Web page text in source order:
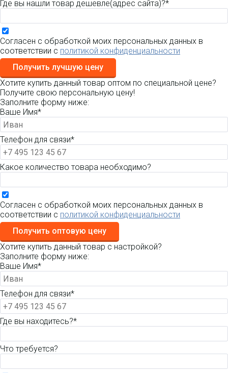
Где вы нашли товар дешевле(адрес сайта)?*
Согласен с обработкой моих персональных данных в
соответствии с политикой конфиденциальности
Получить лучшую цену
Хотите купить данный товар оптом по специальной цене?
Получите свою персональную цену!
Заполните форму ниже:
Ваше Имя*
Телефон для связи*
Какое количество товара необходимо?
Согласен с обработкой моих персональных данных в
соответствии с политикой конфиденциальности
Получить оптовую цену
Хотите купить данный товар с настройкой?
Заполните форму ниже:
Ваше Имя*
Телефон для связи*
Где вы находитесь?*
Что требуется?